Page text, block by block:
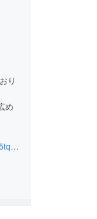
り
め
https://www.youtube.com/channel/UCh65j2lslMOi9kY5tqf4CAA